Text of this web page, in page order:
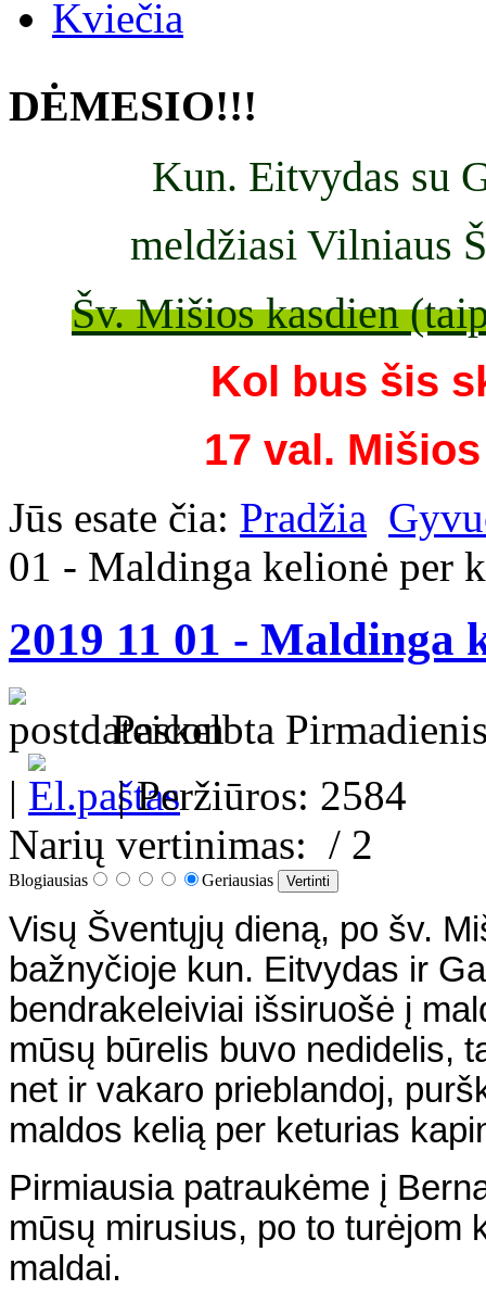
Kviečia
DĖMESIO!!!
Kun. Eitvydas su
meldžiasi Vilniaus
Šv. Mišios kasdien
Kol bus šis
17 val.
Jūs esate čia: Pradžia
01 - Maldinga kelionė per
2019 11 01 - Maldinga
Paskelbta
|
| Peržiūros: 2584
Narių vertinimas: / 2
Blogiausias Geriausias
Visų Šventųjų dieną, po šv.
bažnyčioje kun. Eitvydas ir
bendrakeleiviai išsiruošė į
mūsų būrelis buvo nedidelis,
net ir vakaro prieblandoj,
maldos kelią per keturias
Pirmiausia patraukėme į
mūsų mirusius, po to turėjom
maldai.